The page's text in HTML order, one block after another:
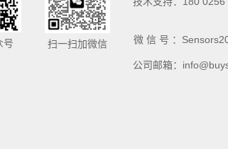
号 扫一扫加微信
公司邮箱：
微 信 号 ：